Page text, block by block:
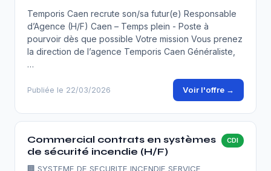
Temporis Caen recrute son/sa futur(e) Responsable
d’Agence (H/F) Caen – Temps plein - Poste à
pourvoir dès que possible Votre mission Vous prenez
la direction de l’agence Temporis Caen Généraliste,
…
Publiée le 22/03/2026 Voir l'offre →
Commercial contrats en systèmes
de sécurité incendie (H/F)
CDI
🏢 SYSTEME DE SECURITE INCENDIE SERVICE